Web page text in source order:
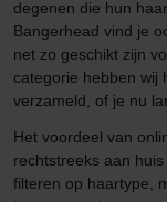
degenen die hun
Bangerhead vind je
net zo geschikt zijn
categorie hebben wij
verzameld, of je nu
Het voordeel van
rechtstreeks aan
filteren op haartype,